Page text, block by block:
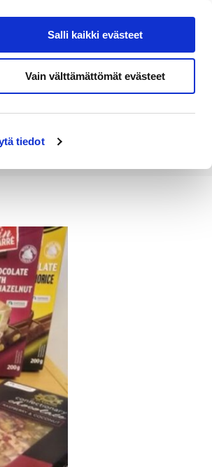
tiedot
Salli kaikki evästeet
Vain välttämättömät evästeet
Hae sivustolta